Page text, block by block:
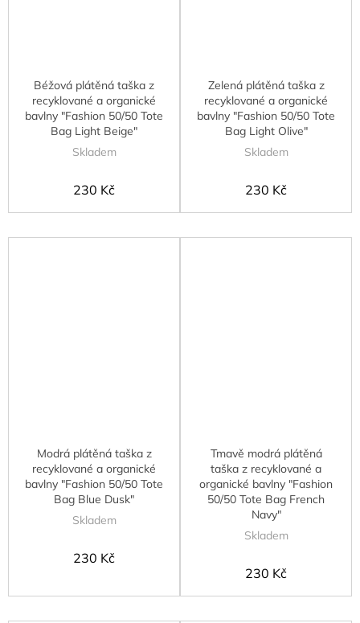
Béžová plátěná taška z
recyklované a organické
bavlny "Fashion 50/50 Tote
Bag Light Beige"
Skladem
230 Kč
Zelená plátěná taška z
recyklované a organické
bavlny "Fashion 50/50 Tote
Bag Light Olive"
Skladem
230 Kč
Modrá plátěná taška z
recyklované a organické
bavlny "Fashion 50/50 Tote
Bag Blue Dusk"
Skladem
230 Kč
Tmavě modrá plátěná
taška z recyklované a
organické bavlny "Fashion
50/50 Tote Bag French
Navy"
Skladem
230 Kč